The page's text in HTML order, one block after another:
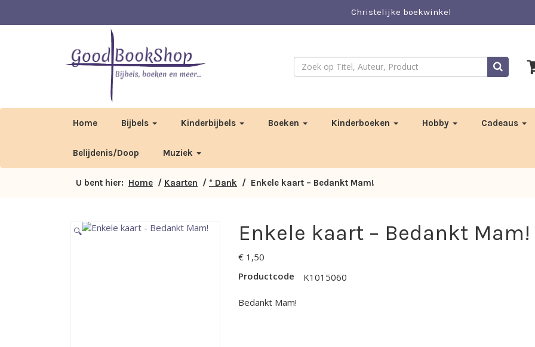
Christelijke boekwinkel
Home Bijbels Kinderbijbels Boeken Kinderboeken Hobby Cadeaus
Belijdenis/Doop Muziek
U bent hier: Home / Kaarten / * Dank / Enkele kaart – Bedankt Mam!
🔍 Enkele kaart – Bedankt Mam!
€ 1,50
Productcode
K1015060
Bedankt Mam!